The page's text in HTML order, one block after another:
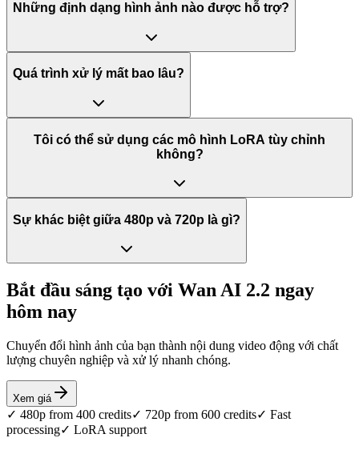
Những định dạng hình ảnh nào được hỗ trợ?
Quá trình xử lý mất bao lâu?
Tôi có thể sử dụng các mô hình LoRA tùy chỉnh
không?
Sự khác biệt giữa 480p và 720p là gì?
Bắt đầu sáng tạo với Wan AI 2.2 ngay
hôm nay
Chuyển đổi hình ảnh của bạn thành nội dung video động với chất
lượng chuyên nghiệp và xử lý nhanh chóng.
Xem giá
✓ 480p from 400 credits✓ 720p from 600 credits✓ Fast
processing✓ LoRA support